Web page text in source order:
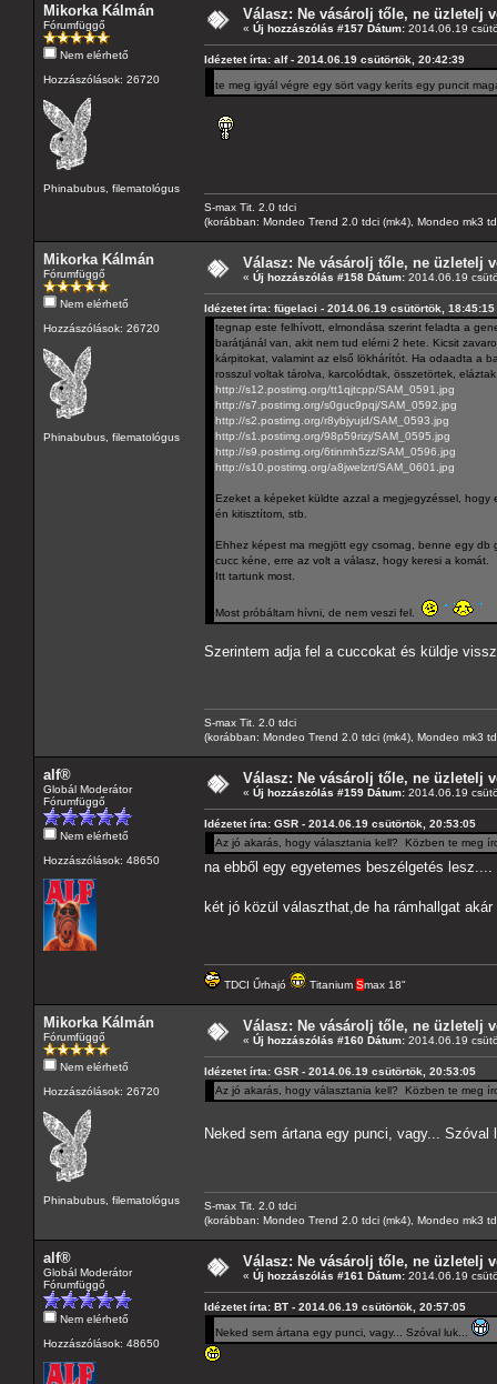
Mikorka Kálmán
Fórumfüggő
Nem elérhető
Hozzászólások: 26720
Phinabubus, filematológus
Válasz: Ne vásárolj tőle, ne üzletelj
« Új hozzászólás #157 Dátum: 2014.06.19
Idézetet írta: alf - 2014.06.19 csütörtök, 20:42:39
te meg igyál végre egy sört vagy keríts egy puncit
S-max Tit. 2.0 tdci
(korábban: Mondeo Trend 2.0 tdci (mk4), Mondeo mk3
Mikorka Kálmán
Fórumfüggő
Nem elérhető
Hozzászólások: 26720
Phinabubus, filematológus
Válasz: Ne vásárolj tőle, ne üzletelj
« Új hozzászólás #158 Dátum: 2014.06.19
Idézetet írta: fügelaci - 2014.06.19 csütörtök, 18:45:15
tegnap este felhívott, elmondása szerint feladta a
barátjánál van, akit nem tud elérni 2 hete. Kicsit
kárpitokat, valamint az első lökhárítót. Ha odaadta a
rosszul voltak tárolva, karcolódtak, összetörtek,
http://s12.postimg.org/tt1qjtcpp/SAM_0591.jpg
http://s7.postimg.org/s0guc9pqj/SAM_0592.jpg
http://s2.postimg.org/r8ybjyujd/SAM_0593.jpg
http://s1.postimg.org/98p59rizj/SAM_0595.jpg
http://s9.postimg.org/6tinmh5zz/SAM_0596.jpg
http://s10.postimg.org/a8jwelzrt/SAM_0601.jpg
Ezeket a képeket küldte azzal a megjegyzéssel,
én kitisztítom, stb.
Ehhez képest ma megjött egy csomag, benne egy
cucc kéne, erre az volt a válasz, hogy keresi a komát.
Itt tartunk most.
Most próbáltam hívni, de nem veszi fel.
Szerintem adja fel a cuccokat és küldje
S-max Tit. 2.0 tdci
(korábban: Mondeo Trend 2.0 tdci (mk4), Mondeo mk3
alf®
Globál Moderátor
Fórumfüggő
Nem elérhető
Hozzászólások: 48650
Válasz: Ne vásárolj tőle, ne üzletelj
« Új hozzászólás #159 Dátum: 2014.06.19
Idézetet írta: GSR - 2014.06.19 csütörtök, 20:53:05
Az jó akarás, hogy választania kell? Közben te meg
na ebből egy egyetemes beszélgetés lesz....
két jó közül választhat,de ha rámhallgat
TDCI Űrhajó Titanium Smax 18"
Mikorka Kálmán
Fórumfüggő
Nem elérhető
Hozzászólások: 26720
Phinabubus, filematológus
Válasz: Ne vásárolj tőle, ne üzletelj
« Új hozzászólás #160 Dátum: 2014.06.19
Idézetet írta: GSR - 2014.06.19 csütörtök, 20:53:05
Az jó akarás, hogy választania kell? Közben te meg
Neked sem ártana egy punci, vagy...
S-max Tit. 2.0 tdci
(korábban: Mondeo Trend 2.0 tdci (mk4), Mondeo mk3
alf®
Globál Moderátor
Fórumfüggő
Nem elérhető
Hozzászólások: 48650
Válasz: Ne vásárolj tőle, ne üzletelj
« Új hozzászólás #161 Dátum: 2014.06.19
Idézetet írta: BT - 2014.06.19 csütörtök, 20:57:05
Neked sem ártana egy punci, vagy... Szóval luk...